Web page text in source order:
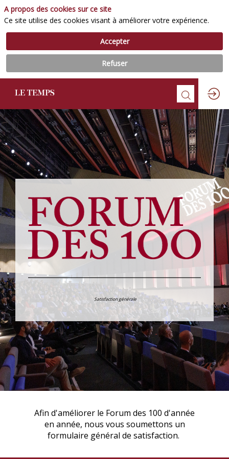
Satisfaction générale
Afin d'améliorer le Forum des 100 d'année
en année, nous vous soumettons un
formulaire général de satisfaction.
A propos des cookies sur ce site
Ce site utilise des cookies visant à améliorer votre expérience.
Accepter
Refuser